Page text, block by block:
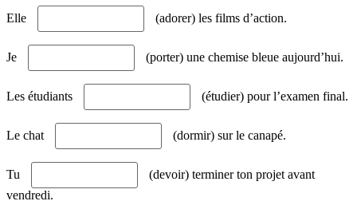
Elle (adorer) les films d’action.
Je (porter) une chemise bleue aujourd’hui.
Les étudiants (étudier) pour l’examen final.
Le chat (dormir) sur le canapé.
Tu
(devoir) terminer ton projet avant
vendredi.